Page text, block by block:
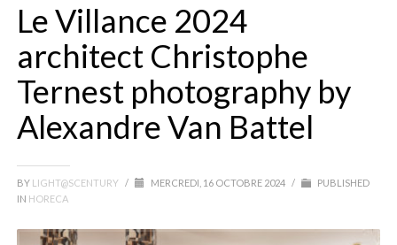
Le Villance 2024
architect Christophe
Ternest photography by
Alexandre Van Battel
BY LIGHT@SCENTURY / MERCREDI, 16 OCTOBRE 2024 /
PUBLISHED
IN HORECA